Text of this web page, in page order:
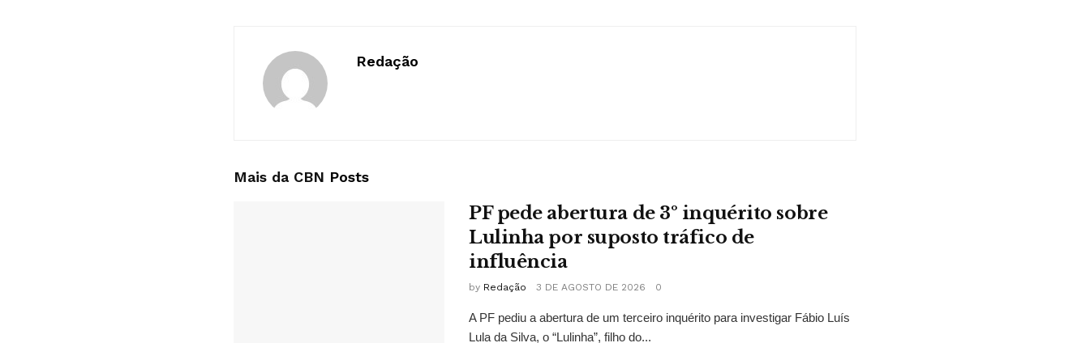
Redação
Mais da CBN Posts
PF pede abertura de 3º inquérito sobre
Lulinha por suposto tráfico de
influência
by Redação 3 DE AGOSTO DE 2026 0
A PF pediu a abertura de um terceiro inquérito para investigar Fábio Luís
Lula da Silva, o “Lulinha”, filho do...